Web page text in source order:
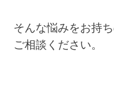
そんな悩みをお持
ご相談ください。